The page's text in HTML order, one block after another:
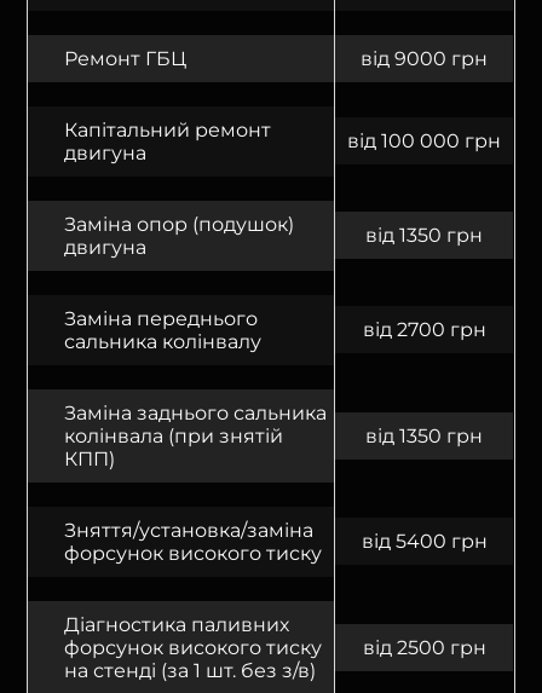
Ремонт ГБЦ від 9000 грн
Капітальний ремонт
двигуна
від 100 000 грн
Заміна опор (подушок)
двигуна
від 1350 грн
Заміна переднього
сальника колінвалу
від 2700 грн
Заміна заднього сальника
колінвала (при знятій
КПП)
від 1350 грн
Зняття/установка/заміна
форсунок високого тиску
від 5400 грн
Діагностика паливних
форсунок високого тиску
на стенді (за 1 шт. без з/в)
від 2500 грн